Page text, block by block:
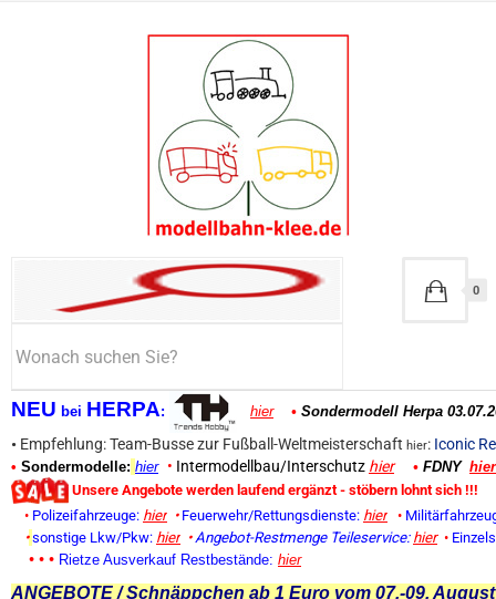
NEU bei HERPA: hier • Sondermodell Herpa
• Empfehlung: Team-Busse zur Fußball-Weltmeisterschaft hier: Iconic
• Sondermodelle: hier • Intermodellbau/Interschutz hier • FDNY hier
Unsere Angebote werden laufend ergänzt - stöbern lohnt sich !!!
• Polizeifahrzeuge: hier • Feuerwehr/Rettungsdienste: hier •
• sonstige Lkw/Pkw: hier • Angebot-Restmenge Teileservice: hier •
• • • Rietze Ausverkauf Restbestände: hier
ANGEBOTE / Schnäppchen ab 1 Euro vom 07.-09.
0